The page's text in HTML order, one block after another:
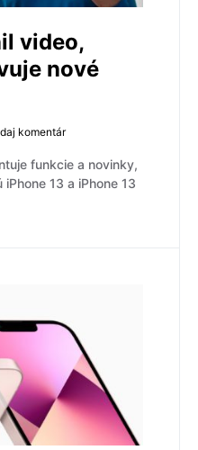
video,
nové
komentár
funkcie a novinky,
13 a iPhone 13